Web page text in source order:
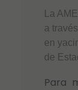
La
a
en
de
Para